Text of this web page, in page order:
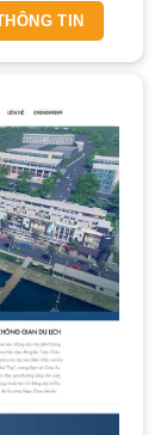
bộ mặt trực
thế, tạo dựng
tìm thấy mọi
bạch.
vượt qua
tiềm năng
, đặc biệt là
Google Ads
hàng có thể
chóng nhờ
TIN